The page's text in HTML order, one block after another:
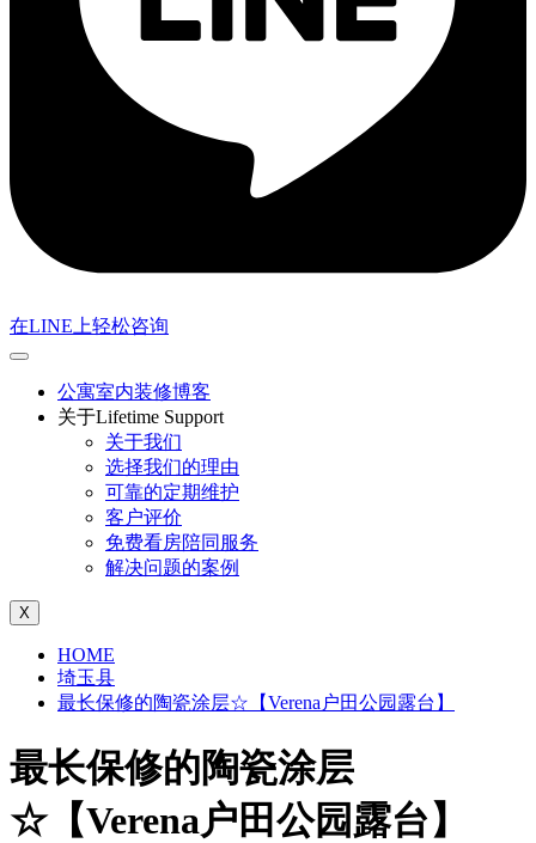
在LINE上轻松咨询
公寓室内装修博客
关于Lifetime Support
关于我们
选择我们的理由
可靠的定期维护
客户评价
免费看房陪同服务
解决问题的案例
X
HOME
埼玉县
最长保修的陶瓷涂层☆【Verena户田公园露台】
最长保修的陶瓷涂层
☆【Verena户田公园露台】